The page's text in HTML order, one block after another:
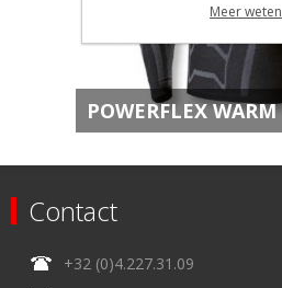
POWERFLEX WARM
Contact
+32 (0)4.227.31.09
Meer weten